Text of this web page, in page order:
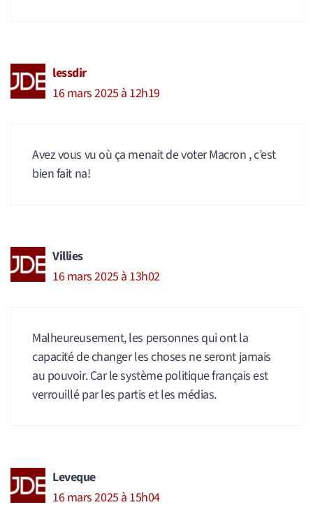
lessdir
16 mars 2025 à 12h19
Avez vous vu où ça menait de voter Macron , c’est
bien fait na!
Villies
16 mars 2025 à 13h02
Malheureusement, les personnes qui ont la
capacité de changer les choses ne seront jamais
au pouvoir. Car le système politique français est
verrouillé par les partis et les médias.
Leveque
16 mars 2025 à 15h04